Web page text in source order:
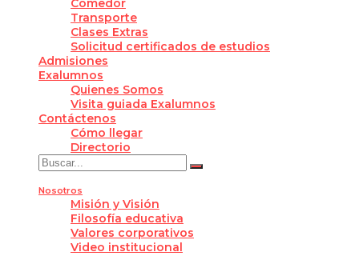
Comedor
Transporte
Clases Extras
Solicitud certificados de estudios
Admisiones
Exalumnos
Quienes Somos
Visita guiada Exalumnos
Contáctenos
Cómo llegar
Directorio
Nosotros
Misión y Visión
Filosofía educativa
Valores corporativos
Video institucional